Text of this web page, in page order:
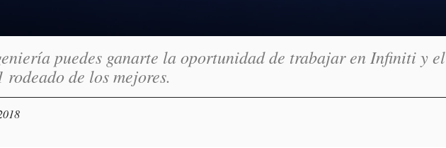
puedes ganarte la oportunidad de trabajar en Infiniti y el
de los mejores.